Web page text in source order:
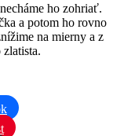
ho zohriať.
a potom ho rovno
na mierny a z